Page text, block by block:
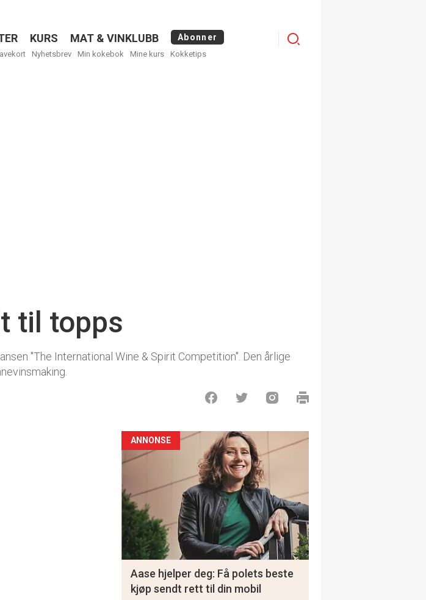
KURS MAT & VINKLUBB Abonner
Nyhetsbrev Min kokebok Mine kurs Kokketips
Logg
til topps
"The International Wine & Spirit Competition". Den årlige
ANNONSE
Aase hjelper deg: Få polets beste
kjøp sendt rett til din mobil